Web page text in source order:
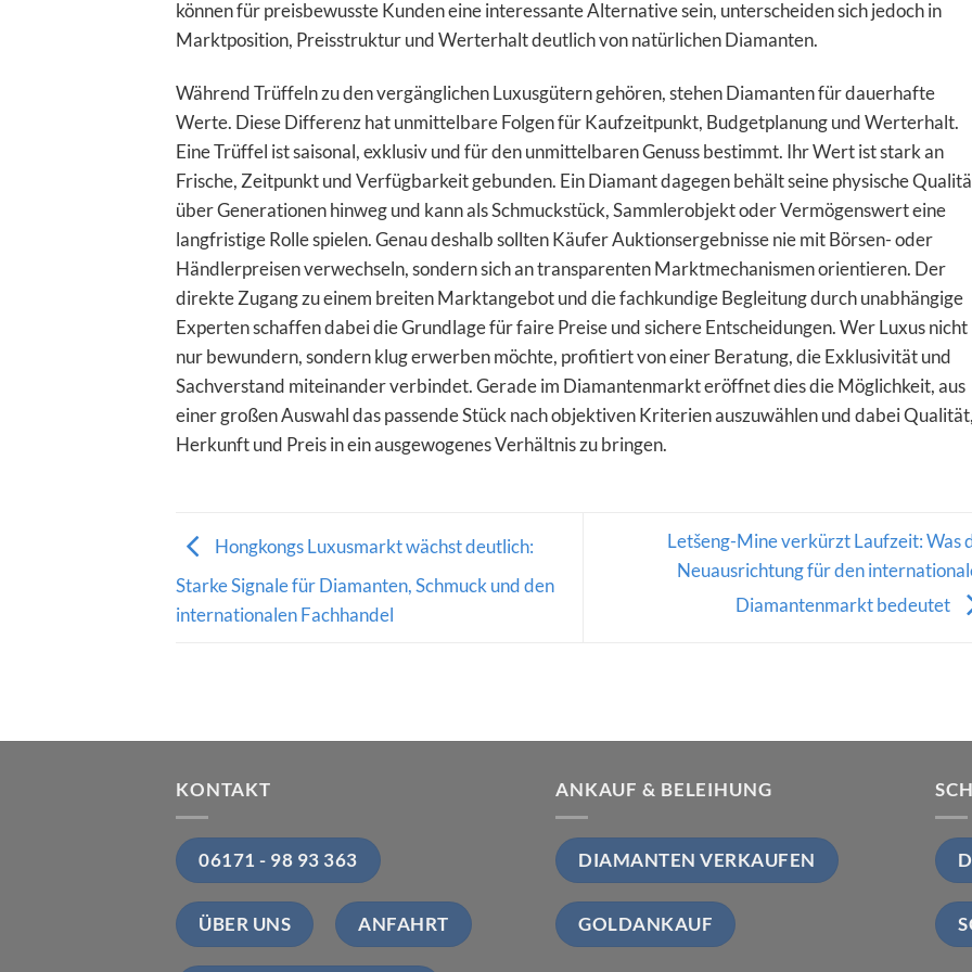
können für preisbewusste Kunden eine interessante Alternative sein, unterscheiden sich jedoch in
Marktposition, Preisstruktur und Werterhalt deutlich von natürlichen Diamanten.
Während Trüffeln zu den vergänglichen Luxusgütern gehören, stehen Diamanten für dauerhafte
Werte. Diese Differenz hat unmittelbare Folgen für Kaufzeitpunkt, Budgetplanung und Werterhalt.
Eine Trüffel ist saisonal, exklusiv und für den unmittelbaren Genuss bestimmt. Ihr Wert ist stark an
Frische, Zeitpunkt und Verfügbarkeit gebunden. Ein Diamant dagegen behält seine physische
über Generationen hinweg und kann als Schmuckstück, Sammlerobjekt oder Vermögenswert eine
langfristige Rolle spielen. Genau deshalb sollten Käufer Auktionsergebnisse nie mit Börsen- oder
Händlerpreisen verwechseln, sondern sich an transparenten Marktmechanismen orientieren. Der
direkte Zugang zu einem breiten Marktangebot und die fachkundige Begleitung durch unabhängige
Experten schaffen dabei die Grundlage für faire Preise und sichere Entscheidungen. Wer Luxus nicht
nur bewundern, sondern klug erwerben möchte, profitiert von einer Beratung, die Exklusivität und
Sachverstand miteinander verbindet. Gerade im Diamantenmarkt eröffnet dies die Möglichkeit, aus
einer großen Auswahl das passende Stück nach objektiven Kriterien auszuwählen und dabei
Herkunft und Preis in ein ausgewogenes Verhältnis zu bringen.
Hongkongs Luxusmarkt wächst deutlich:
Starke Signale für Diamanten, Schmuck und den
internationalen Fachhandel
Letšeng-Mine verkürzt Laufzeit: Was
Neuausrichtung für den
Diamantenmarkt bedeutet
KONTAKT
06171 - 98 93 363
ÜBER UNS ANFAHRT
ANKAUF & BELEIHUNG
DIAMANTEN VERKAUFEN
GOLDANKAUF